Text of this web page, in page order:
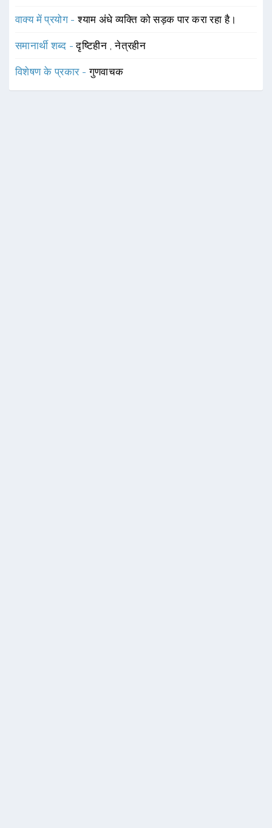
वाक्य में प्रयोग -श्याम अंधे व्यक्ति को सड़क पार करा रहा है।
समानार्थी शब्द -दृष्टिहीन ,नेत्रहीन
विशेषण के प्रकार -गुणवाचक